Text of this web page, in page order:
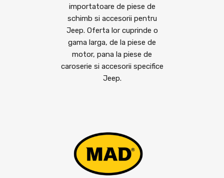
importatoare de piese de
schimb si accesorii pentru
Jeep. Oferta lor cuprinde o
gama larga, de la piese de
motor, pana la piese de
caroserie si accesorii specifice
Jeep.